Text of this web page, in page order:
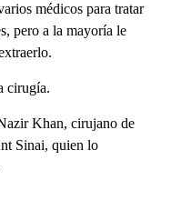
médicos para tratar
pero a la mayoría le
cirugía.
Khan, cirujano de
Sinai, quien lo